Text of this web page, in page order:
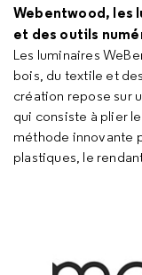
Webentwood, les
et des outils
Les luminaires
bois, du textile et
création repose sur
qui consiste à plier
méthode innovante
plastiques, le